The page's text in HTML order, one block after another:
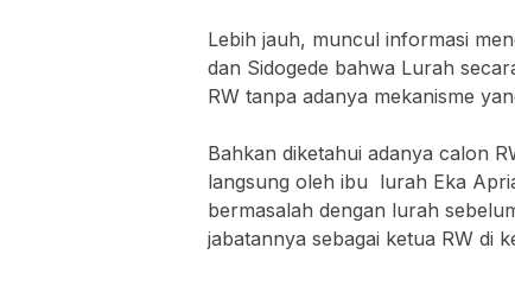
‎Lebih jauh, muncul informasi
dan Sidogede bahwa Lurah
RW tanpa adanya mekanisme
‎Bahkan diketahui adanya calon
langsung oleh ibu lurah Eka
bermasalah dengan lurah
jabatannya sebagai ketua RW di